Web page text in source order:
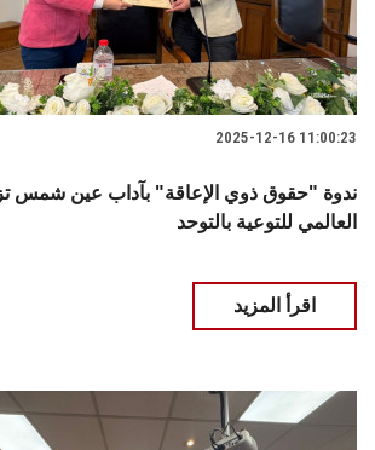
2025-12-16 11:00:23
ندوة "حقوق ذوي الإعاقة" بآداب عين شمس
العالمي للتوعية بالتوحد
اقرأ المزيد